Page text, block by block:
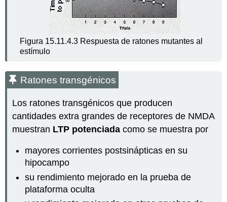
Figura 15.11.4.3 Respuesta de ratones mutantes al
estímulo
Ratones transgénicos
Los ratones transgénicos que producen
cantidades extra grandes de receptores de NMDA
muestran LTP potenciada como se muestra por
mayores corrientes postsinápticas en su
hipocampo
su rendimiento mejorado en la prueba de
plataforma oculta